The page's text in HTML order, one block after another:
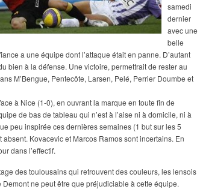
samedi
dernier
avec une
belle
a une équipe dont l’attaque était en panne. D’autant
bien à la défense. Une victoire, permettrait de rester au
M’Bengue, Pentecôte, Larsen, Pelé, Perrier Doumbe et
à Nice (1-0), en ouvrant la marque en toute fin de
de bas de tableau qui n’est à l’aise ni à domicile, ni à
peu inspirée ces dernières semaines (1 but sur les 5
Kovacevic et Marcos Ramos sont incertains. En
dans l’effectif.
des toulousains qui retrouvent des couleurs, les lensois
Demont ne peut être que préjudiciable à cette équipe.